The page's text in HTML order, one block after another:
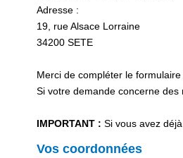
Adresse :
19, rue Alsace Lorraine
34200 SETE
Merci de compléter le
Si votre demande concerne des
IMPORTANT : Si vous avez
Vos coordonnées